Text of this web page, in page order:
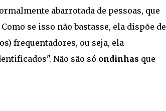
abarrotada de pessoas, que
Como se isso não bastasse, ela dispõe de
frequentadores, ou seja, ela
Não são só ondinhas que